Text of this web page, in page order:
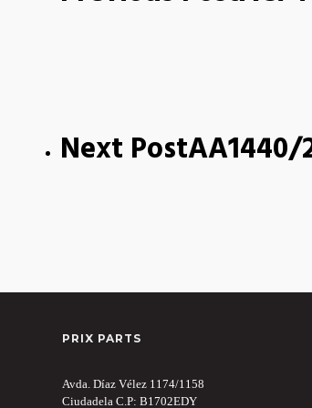
Next PostAA1440/
PRIX PARTS
Avda. Díaz Vélez 1174/1158
Ciudadela C.P: B1702EDY